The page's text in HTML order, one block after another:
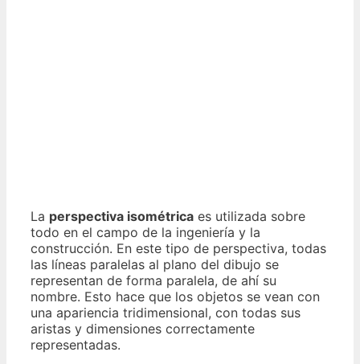
La perspectiva isométrica es utilizada sobre
todo en el campo de la ingeniería y la
construcción. En este tipo de perspectiva, todas
las líneas paralelas al plano del dibujo se
representan de forma paralela, de ahí su
nombre. Esto hace que los objetos se vean con
una apariencia tridimensional, con todas sus
aristas y dimensiones correctamente
representadas.